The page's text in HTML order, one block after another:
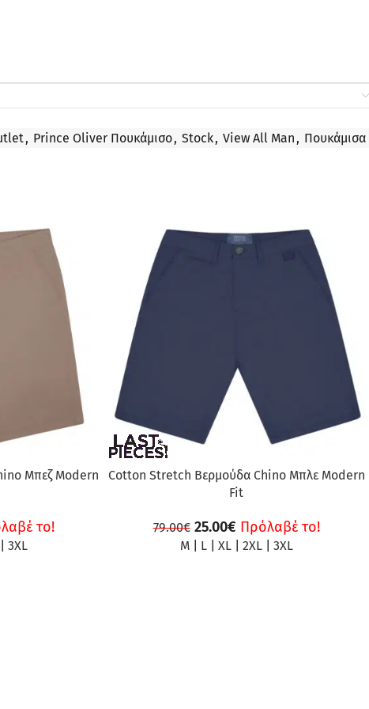
, Prince Oliver Πουκάμισο, Stock, View All Man , Πουκάμισα
Μπεζ Modern
το!
3XL
ΠΡΟΣΦΟΡΆ
Cotton Stretch Βερμούδα Chino Μπλε Modern
Fit
79.00€ 25.00€ Πρόλαβέ το!
M| L| XL| 2XL| 3XL